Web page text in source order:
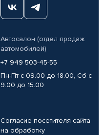
Автосалон (отдел продаж
автомобилей)
+7 949 503-45-55
Пн-Пт с 09.00 до 18.00, Сб с
9.00 до 15.00
Согласие посетителя сайта
на обработку